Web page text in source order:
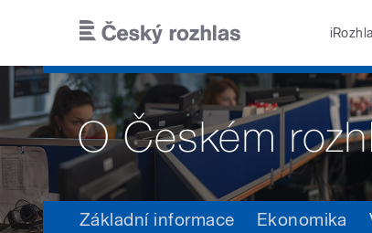
Základní informace Ekonomika